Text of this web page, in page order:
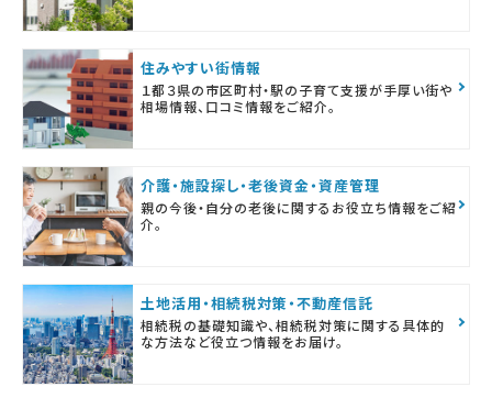
住みやすい街情報
１都３県の市区町村・駅の子育て支援が手厚い街や
相場情報、口コミ情報をご紹介。
介護・施設探し・老後資金・資産管理
親の今後・自分の老後に関するお役立ち情報をご紹
介。
土地活用・相続税対策・不動産信託
相続税の基礎知識や、相続税対策に関する具体的
な方法など役立つ情報をお届け。